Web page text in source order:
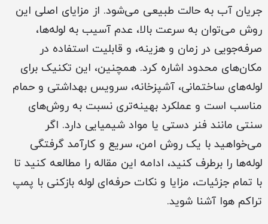
جریان آب به حالت طبیعی می‌شود. از مزایای اصلی این
روش می‌توان به سرعت بالا، عدم آسیب به لوله‌ها،
صرفه‌جویی در زمان و هزینه، و قابلیت استفاده در
مکان‌های محدود اشاره کرد. همچنین، این تکنیک برای
لوله‌های ساختمانی، آشپزخانه، سرویس بهداشتی و حمام
مناسب است و عملکرد بهینه‌تری نسبت به روش‌های
سنتی مانند فنر دستی یا مواد شیمیایی دارد. اگر
می‌خواهید با یک روش امن، سریع و کارآمد گرفتگی
لوله‌ها را برطرف کنید، ادامه این مقاله را مطالعه کنید تا
با تمام جزئیات، مزایا و نکات حرفه‌ای لوله بازکنی با پمپ
تراکم هوا آشنا شوید.